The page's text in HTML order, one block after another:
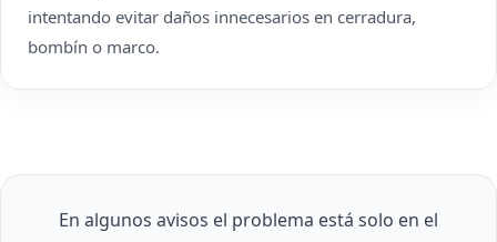
intentando evitar daños innecesarios en cerradura,
bombín o marco.
En algunos avisos el problema está solo en el